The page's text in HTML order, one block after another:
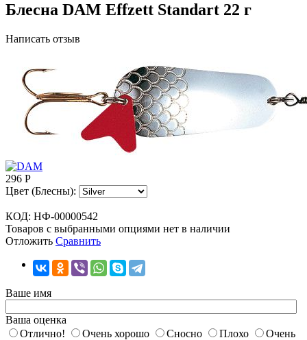
Блесна DAM Effzett Standart 22 г
Написать отзыв
296 Р
Цвет (Блесны):
КОД: НФ-00000542
Товаров с выбранными опциями нет в наличии
Отложить Сравнить
Ваше имя
Ваша оценка
Отлично!
Очень хорошо Сносно Плохо
Очень